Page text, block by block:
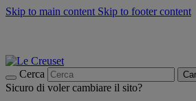
Skip to main content Skip to footer content
Cerca
Sicuro di voler cambiare il sito?